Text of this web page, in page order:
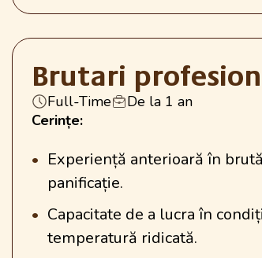
Brutari
Full-Time
De la 1 an
Cerințe:
Experiență anterioară în
panificație.
Capacitate de a lucra în
temperatură ridicată.